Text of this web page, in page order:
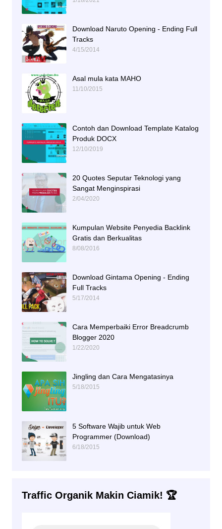
Download Naruto Opening - Ending Full
Tracks
4/15/2014
Asal mula kata MAHO
11/10/2015
Contoh dan Download Template Katalog
Produk DOCX
12/10/2019
20 Quotes Seputar Teknologi yang
Sangat Menginspirasi
2/04/2020
Kumpulan Website Penyedia Backlink
Gratis dan Berkualitas
8/08/2016
Download Gintama Opening - Ending
Full Tracks
5/17/2014
Cara Memperbaiki Error Breadcrumb
Blogger 2020
1/22/2020
Jingling dan Cara Mengatasinya
5/18/2015
5 Software Wajib untuk Web
Programmer (Download)
6/18/2015
Traffic Organik Makin Ciamik! 🏆